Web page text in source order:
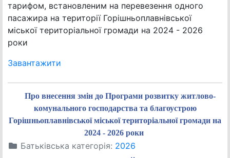
тарифом, встановленим на перевезення одного
пасажира на території Горішньоплавнівської
міської територіальної громади на 2024 - 2026
роки
Завантажити
Про внесення змін до Програми розвитку житлово-
комунального господарства та благоустрою
Горішньоплавнівської міської територіальної громади на
2024 - 2026 роки
Батьківська категорія: 2026